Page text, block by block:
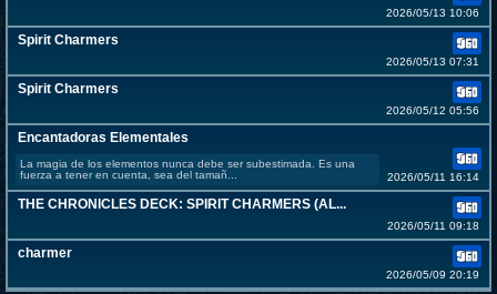
2026/05/13 10:06
Spirit Charmers
2026/05/13 07:31
Spirit Charmers
2026/05/12 05:56
Encantadoras Elementales
La magia de los elementos nunca debe ser subestimada. Es una
fuerza a tener en cuenta, sea del tamañ...
2026/05/11 16:14
THE CHRONICLES DECK: SPIRIT CHARMERS (AL...
2026/05/11 09:18
charmer
2026/05/09 20:19